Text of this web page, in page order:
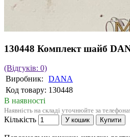
130448 Комплект шайб
(Відгуків: 0)
Виробник:
DANA
Код товару: 130448
В наявності
Наявність на складі уточнюйте за
Кількість У кошик Купити